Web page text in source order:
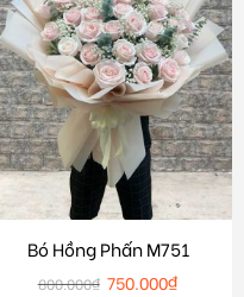
Bó Hồng Phấn M751
800.000₫ 750.000₫